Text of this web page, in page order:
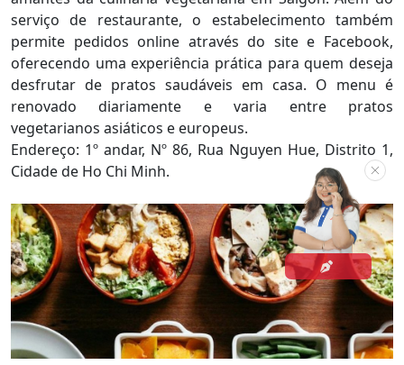
serviço de restaurante, o estabelecimento também
permite pedidos online através do site e Facebook,
oferecendo uma experiência prática para quem deseja
desfrutar de pratos saudáveis em casa. O menu é
renovado diariamente e varia entre pratos
vegetarianos asiáticos e europeus.
Endereço: 1º andar, Nº 86, Rua Nguyen Hue, Distrito 1,
Cidade de Ho Chi Minh.